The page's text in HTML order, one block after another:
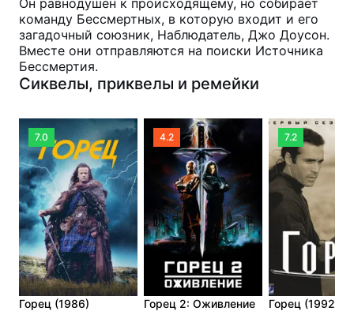
Он равнодушен к происходящему, но собирает
команду Бессмертных, в которую входит и его
загадочный союзник, Наблюдатель, Джо Доусон.
Вместе они отправляются на поиски Источника
Бессмертия.
Сиквелы, приквелы и ремейки
7.0
Горец (1986)
4.2
Горец 2: Оживление
7.2
Горец (1992)